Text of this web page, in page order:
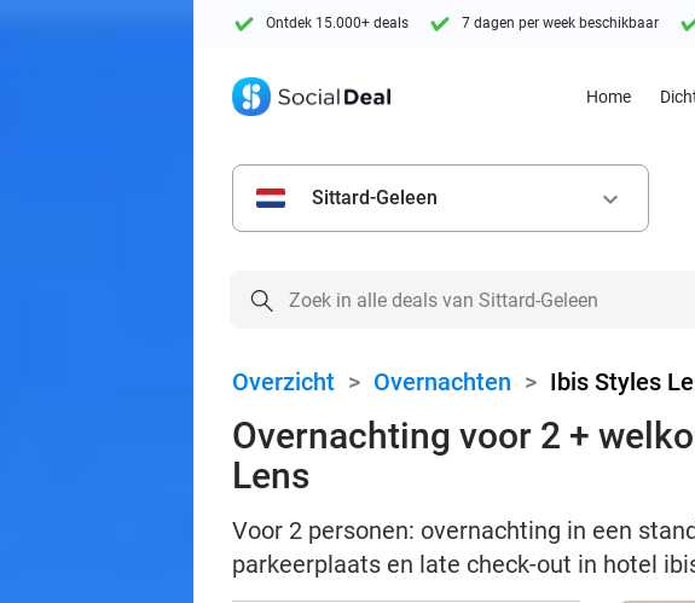
Ontdek 15.000+ deals 7 dagen per week beschikbaar
Home
Sittard-Geleen keyboard_arrow_down
Overzicht > Overnachten > Ibis Styles
Overnachting voor 2 +
Lens
Voor 2 personen: overnachting in een
parkeerplaats en late check-out in hotel